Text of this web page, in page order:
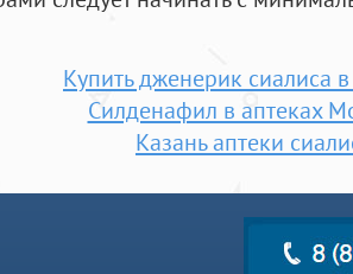
Купить дженерик сиалиса
Силденафил в аптеках
Казань аптеки